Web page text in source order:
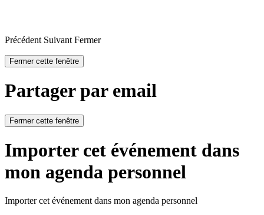
Précédent Suivant Fermer
Fermer cette fenêtre
Partager par email
Fermer cette fenêtre
Importer cet événement dans
mon agenda personnel
Importer cet événement dans mon agenda personnel